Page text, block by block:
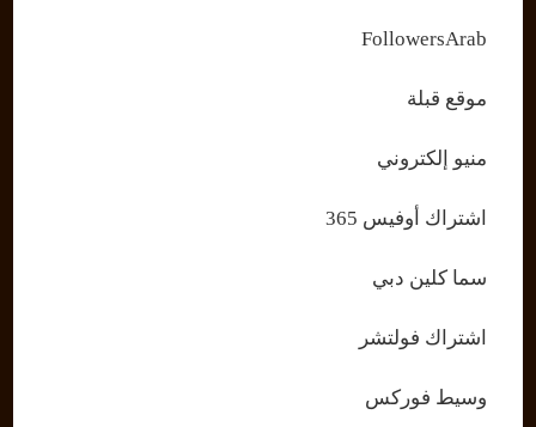
FollowersArab
موقع قبلة
منيو إلكتروني
اشتراك أوفيس 365
سما كلين دبي
اشتراك فولتشر
وسيط فوركس